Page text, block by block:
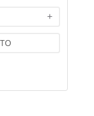
+